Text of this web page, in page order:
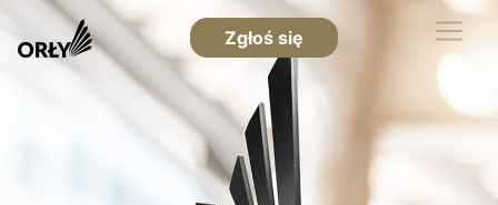
Zgłoś się